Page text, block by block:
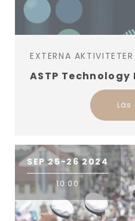
EXTERNA AKTIVITETER
ASTP Technology
Läs
SEP 25-26 2024
10:00